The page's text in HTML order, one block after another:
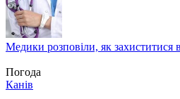
Медики розповіли, як захиститися
Погода
Канів